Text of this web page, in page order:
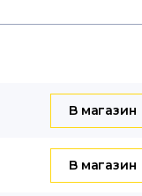
B магазин
B магазин